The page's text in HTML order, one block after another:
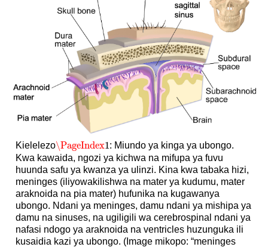
Kielelezo\PageIndex1
\PageIndex1: Miundo ya kinga ya ubongo.
Kwa kawaida, ngozi ya kichwa na mifupa ya fuvu
huunda safu ya kwanza ya ulinzi. Kina kwa tabaka hizi,
meninges (iliyowakilishwa na mater ya kudumu, mater
araknoida na pia mater) hufunika na kugawanya
ubongo. Ndani ya meninges, damu ndani ya mishipa ya
damu na sinuses, na ugiligili wa cerebrospinal ndani ya
nafasi ndogo ya araknoida na ventricles huzunguka ili
kusaidia kazi ya ubongo. (Image mikopo: “meninges